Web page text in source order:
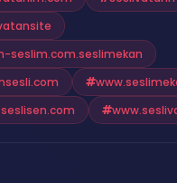
seslim.com.seslimekan